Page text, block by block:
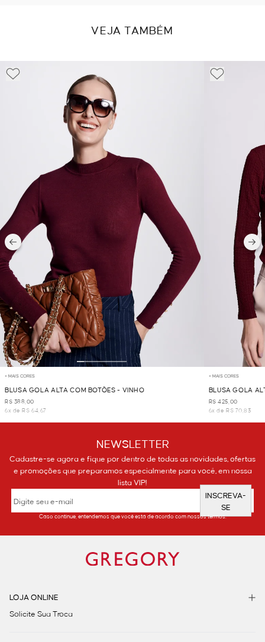
VEJA TAMBÉM
+ MAIS CORES
BLUSA GOLA ALTA COM BOTÕES - VINHO
R$ 388,00
6x de R$ 64,67
+ MAIS CORES
BLUSA GOLA
R$ 425,00
6x de R$ 70,83
NEWSLETTER
Cadastre-se agora e fique por dentro de todas as novidades, ofertas
e promoções que preparamos especialmente para você, em nossa
lista VIP!
INSCREVA-
SE
Caso continue, entendemos que você está de acordo com nossos termos.
LOJA ONLINE
Solicite Sua Troca